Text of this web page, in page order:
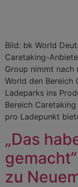
Bild: bk World
Caretaking-
Group nimmt
World den Bereich
Ladeparks ins
Bereich
pro Ladepunkt
„Das
zu